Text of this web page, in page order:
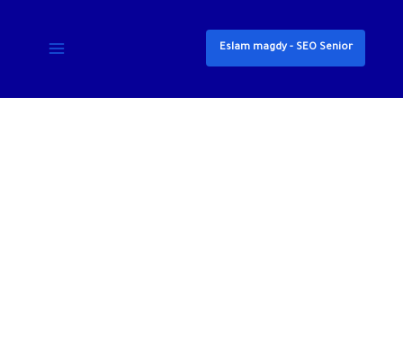
Eslam magdy - SEO Senior